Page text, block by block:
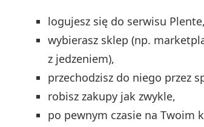
logujesz się do serwisu Plente,
wybierasz sklep (np.
z jedzeniem),
przechodzisz do niego przez
robisz zakupy jak zwykle,
po pewnym czasie na Twoim